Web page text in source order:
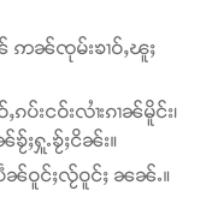
ၼ် ဢၼ်ၸုမ်းၶၢဝ်ႇၽူႈ
ပ်းငဝ်းလၢႆးၵၢၼ်မိူင်း၊
ၶႂ်ႈႁူႉၶႂ်ႈငိၼ်း။
ၼ်ဝူင်ႈလႂ်ဝူင်ႈ ၼၼ်ႉ။